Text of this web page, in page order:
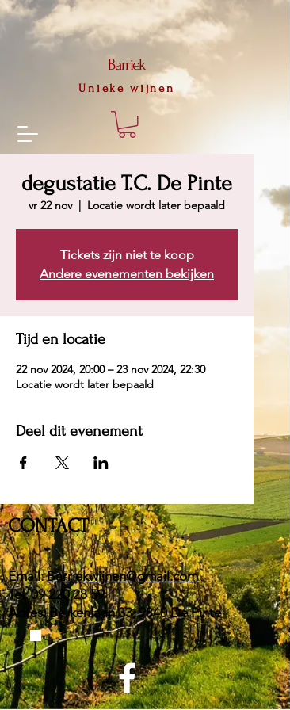
56f79d673a1a59d4dbd2c1464de2d2975b3633b09ecf3e4c81f8f2d18f4516a8
Barriek
Unieke wijnen
degustatie T.C. De Pinte
vr 22 nov
  |
Locatie wordt later bepaald
Tickets zijn niet te koop
Andere evenementen bekijken
Tijd en locatie
22 nov 2024, 20:00 – 23 nov 2024, 22:30
Locatie wordt later bepaald
Deel dit evenement
CONTACT
Email:Barriekwijnen@gmail.com
Tel:09 220 28 59
Adres: Berkenlaan 33, 9840 De Pinte